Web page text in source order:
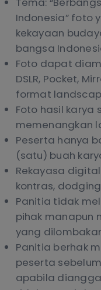
Indonesia” foto
kekayaan
bangsa
Foto dapat
DSLR, Pocket,
format
Foto hasil karya
memenangkan
Peserta hanya
(satu) buah
Rekayasa
kontras,
Panitia tidak
pihak manapun
yang
Panitia berhak
peserta
apabila